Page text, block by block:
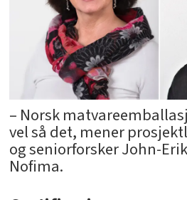
– Norsk
vel så det, mener
og seniorforsker John-
Nofima.